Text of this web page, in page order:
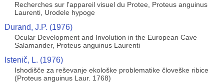
Recherches sur l'appareil visuel du Protee, Proteus anguinus
Laurenti, Urodele hypoge
Durand, J.P. (1976)
Ocular Development and Involution in the European Cave
Salamander, Proteus anguinus Laurenti
Istenič, L. (1976)
Ishodišče za reševanje ekološke problematike človeške ribice
(Proteus anguinus Laur. 1768)